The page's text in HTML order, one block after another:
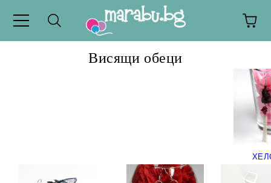
Висящи обеци